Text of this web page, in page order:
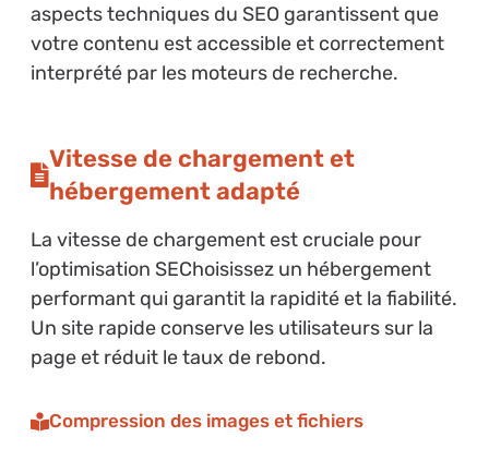
aspects techniques du SEO garantissent que
votre contenu est accessible et correctement
interprété par les moteurs de recherche.
Vitesse de chargement et
hébergement adapté
La vitesse de chargement est cruciale pour
l’optimisation SEChoisissez un hébergement
performant qui garantit la rapidité et la fiabilité.
Un site rapide conserve les utilisateurs sur la
page et réduit le taux de rebond.
Compression des images et fichiers